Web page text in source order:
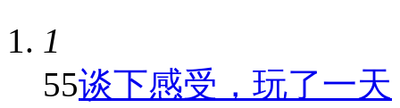
1
55谈下感受，玩了一天